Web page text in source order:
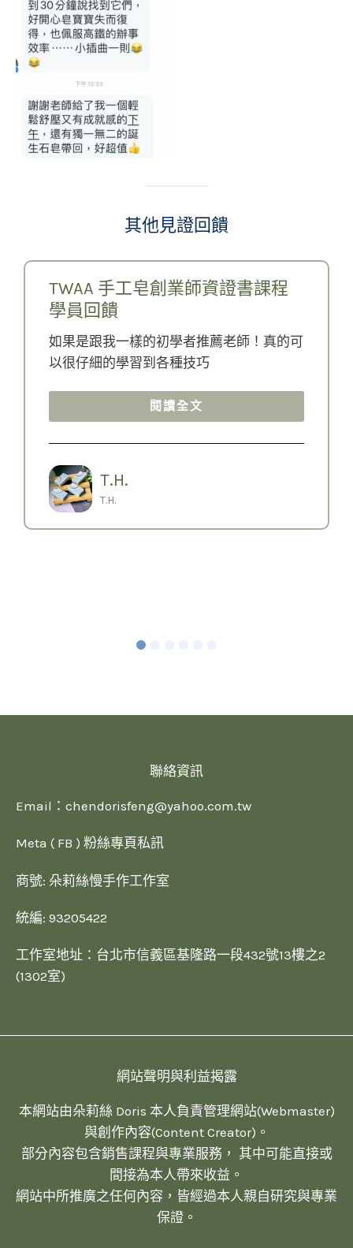
其他見證回饋
TWAA 手工皂創業師資證書課程
學員回饋
當然，現在要先感謝Doris老師，感謝他
看到我這個速度很慢但還是很想斜槓的學
慈慧
聯絡資訊
Email： chendorisfeng@yahoo.com.tw
Meta ( FB ) 粉絲專頁私訊
商號: 朵莉絲慢手作工作室
統編: 93205422
工作室地址：台北市信義區基隆路一段432號13樓之2
(1302室)
網站聲明與利益揭露
本網站由朵莉絲 Doris 本人負責管理網站(Webmaster)
與創作內容(Content Creator)。
部分內容包含銷售課程與專業服務， 其中可能直接或
間接為本人帶來收益。
網站中所推廣之任何內容，皆經過本人親自研究與專業
保證。